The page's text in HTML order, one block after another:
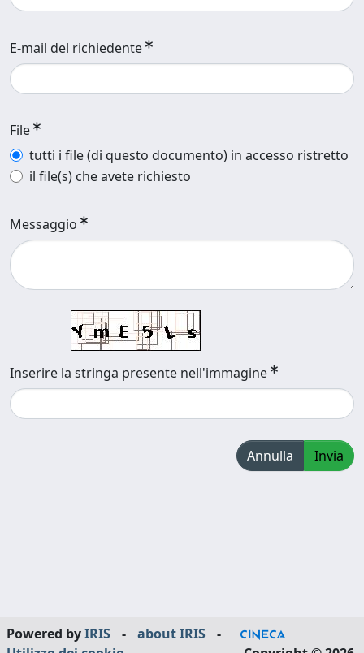
E-mail del richiedente
File
tutti i file (di questo documento) in accesso ristretto
il file(s) che avete richiesto
Messaggio
Inserire la stringa presente nell'immagine
Annulla Invia
Powered byIRIS - about IRIS
-